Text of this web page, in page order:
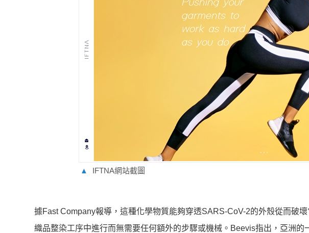
▲ IFTNA網站截圖
據Fast Company報導，這種化學物質能夠穿透SARS-CoV-2的外殼從而破
織品整染工序中進行而無需要任何額外的步驟或機械。Beevis指出，亞洲